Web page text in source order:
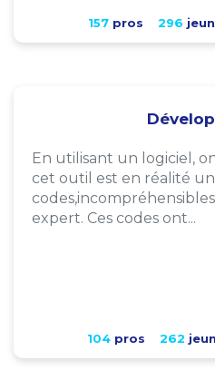
157 pros 296
En utilisant un logiciel,
cet outil est en réalité un
expert. Ces codes ont...
104pros 262